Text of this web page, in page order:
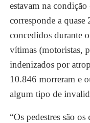
estavam na
corresponde a
concedidos durante
vítimas (motoristas,
indenizados por
10.846 morreram e
algum tipo de
“Os pedestres são